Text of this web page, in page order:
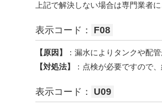
上記で解決しない場合は専門業者に
表示コード： F08
【原因】
：漏水によりタンクや配
【対処法】
：点検が必要ですので
表示コード： U09